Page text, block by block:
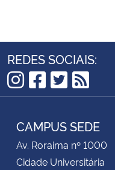
REDES SOCIAIS:
Instagram
Twitter
RSS
CAMPUS SEDE
Av. Roraima nº 1000
Cidade Universitária